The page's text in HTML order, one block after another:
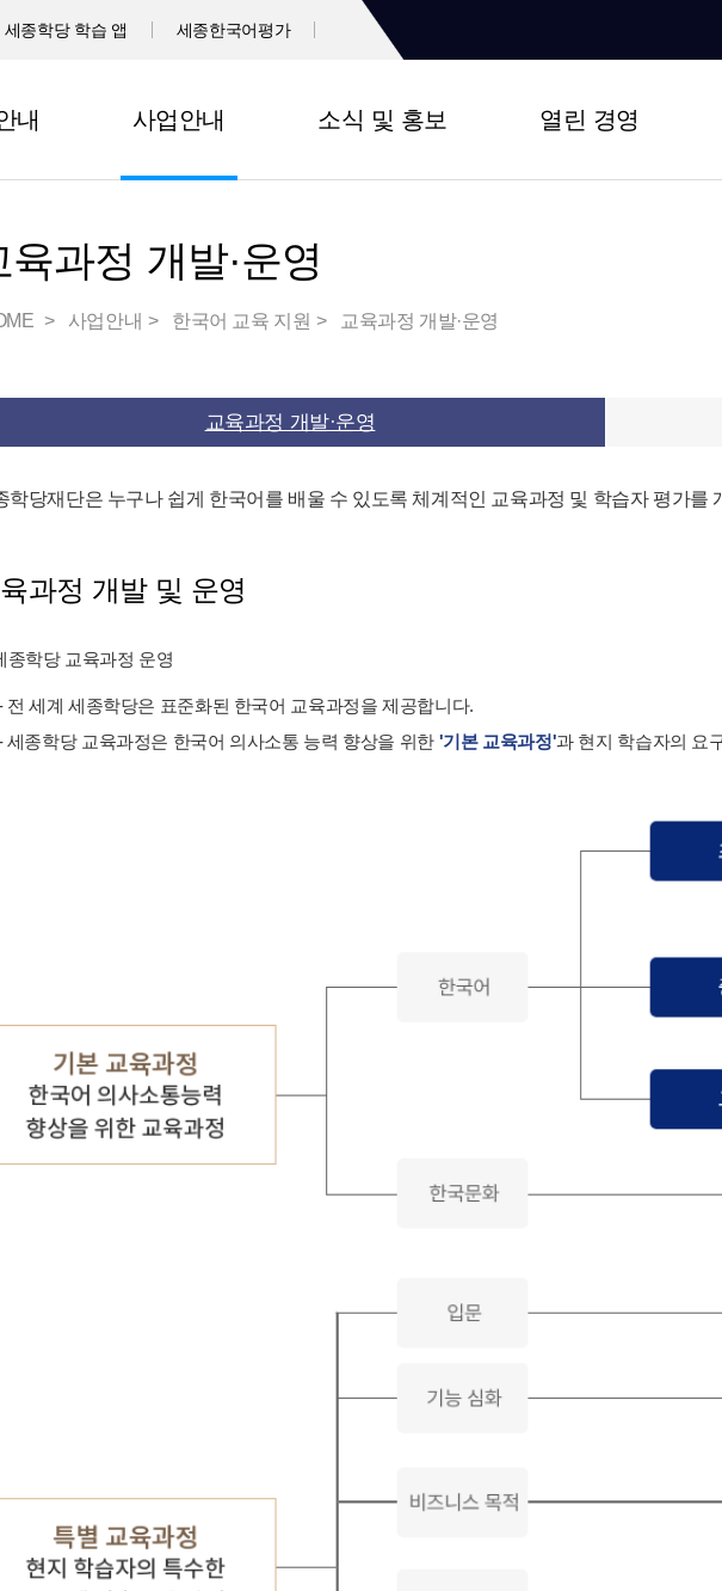
세종학당 학습 앱 세종한국어평가
내 사업안내 소식 및 홍보 열린 경영
육과정 개발·운영
사업안내 한국어 교육 지원 교육과정 개발·운영
교육과정 개발·운영
학당재단은 누구나 쉽게 한국어를 배울 수 있도록 체계적인 교육과정 및 학습자 평가를
과정 개발 및 운영
종학당 교육과정 운영
전 세계 세종학당은 표준화된 한국어 교육과정을 제공합니다.
세종학당 교육과정은 한국어 의사소통 능력 향상을 위한 '기본 교육과정'과 현지 학습자의 요